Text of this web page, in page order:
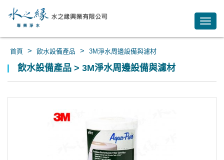
首頁 > 飲水設備產品 > 3M淨水周邊設備與濾材
飲水設備產品 > 3M淨水周邊設備與濾材